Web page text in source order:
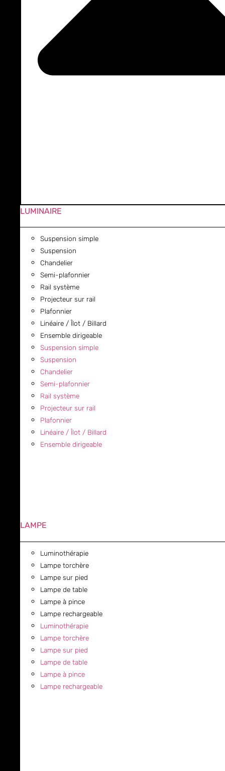
LUMINAIRE
Suspension simple
Suspension
Chandelier
Semi-plafonnier
Rail système
Projecteur sur rail
Plafonnier
Linéaire / Îlot / Billard
Ensemble dirigeable
Suspension simple
Suspension
Chandelier
Semi-plafonnier
Rail système
Projecteur sur rail
Plafonnier
Linéaire / Îlot / Billard
Ensemble dirigeable
LAMPE
Luminothérapie
Lampe torchère
Lampe sur pied
Lampe de table
Lampe à pince
Lampe rechargeable
Luminothérapie
Lampe torchère
Lampe sur pied
Lampe de table
Lampe à pince
Lampe rechargeable